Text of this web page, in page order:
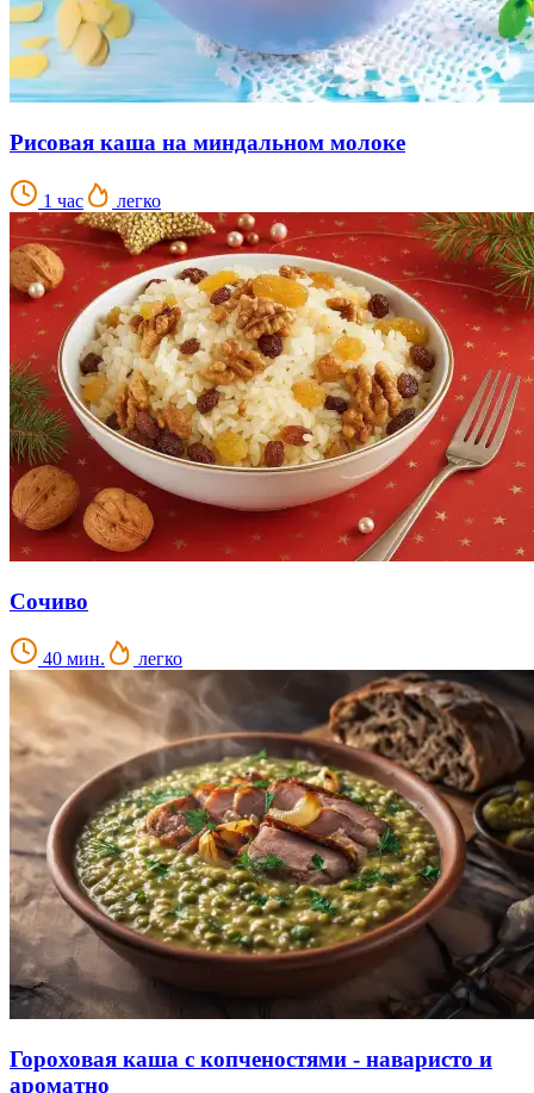
Рисовая каша на миндальном молоке
1 час легко
Сочиво
40 мин. легко
Гороховая каша с копченостями - наваристо и
ароматно